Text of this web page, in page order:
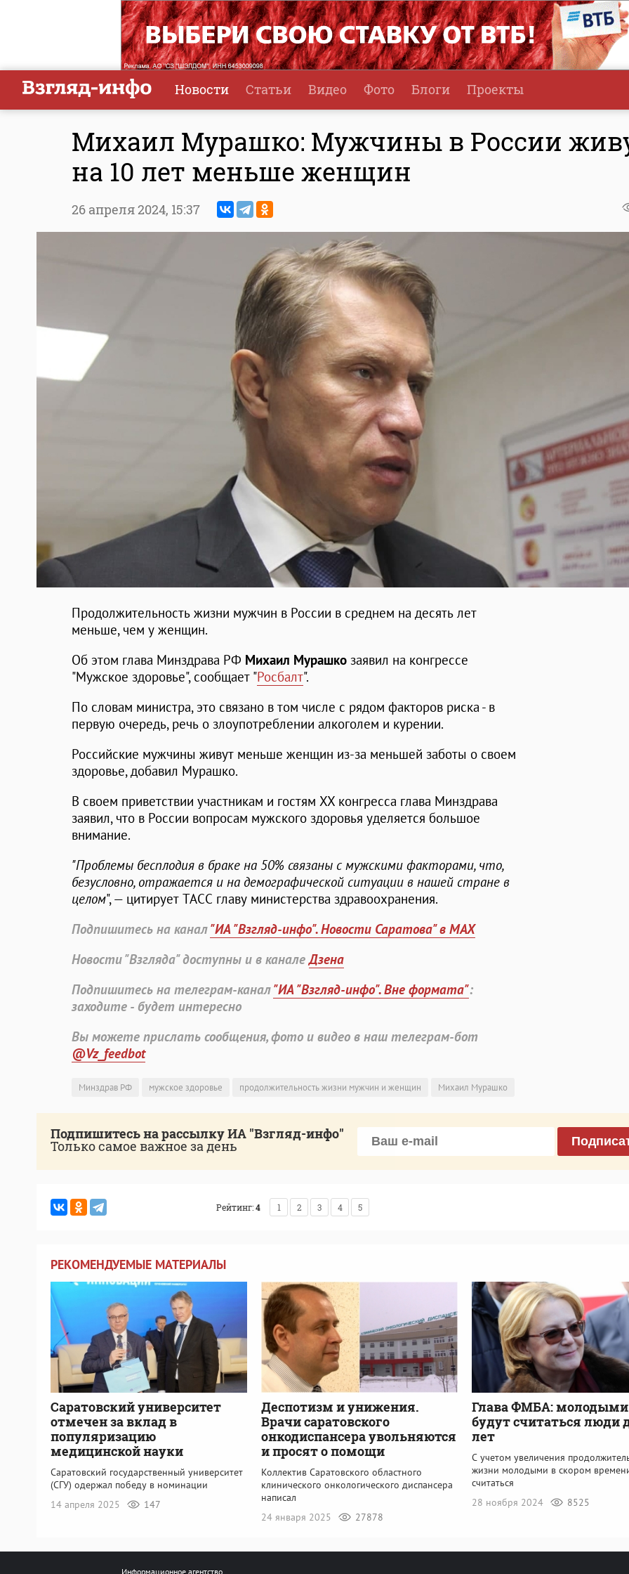
Новости Статьи Видео Фото Блоги Проекты
Михаил Мурашко: Мужчины в России
на 10 лет меньше женщин
26 апреля 2024, 15:37
Продолжительность жизни мужчин в России в среднем на десять лет
меньше, чем у женщин.
Об этом глава Минздрава РФ Михаил Мурашко заявил на конгрессе
"Мужское здоровье", сообщает "Росбалт".
По словам министра, это связано в том числе с рядом факторов риска - в
первую очередь, речь о злоупотреблении алкоголем и курении.
Российские мужчины живут меньше женщин из-за меньшей заботы о своем
здоровье, добавил Мурашко.
В своем приветствии участникам и гостям XX конгресса глава Минздрава
заявил, что в России вопросам мужского здоровья уделяется большое
внимание.
"Проблемы бесплодия в браке на 50% связаны с мужскими факторами, что,
безусловно, отражается и на демографической ситуации в нашей стране в
целом", — цитирует ТАСС главу министерства здравоохранения.
Подпишитесь на канал"ИА "Взгляд-инфо". Новости Саратова" в MAX
Новости "Взгляда" доступны и в каналеДзена
Подпишитесь на телеграм-канал"ИА "Взгляд-инфо". Вне формата":
заходите - будет интересно
Вы можете прислать сообщения, фото и видео в наш телеграм-бот
@Vz_feedbot
Минздрав РФ мужское здоровье продолжительность жизни мужчин и женщин Михаил Мурашко
Подпишитесь на рассылку ИА "Взгляд-инфо"
Только самое важное за день
Рейтинг:4 1 2 3 4 5
РЕКОМЕНДУЕМЫЕ МАТЕРИАЛЫ
Саратовский университет
отмечен за вклад в
популяризацию
медицинской науки
Саратовский государственный университет
(СГУ) одержал победу в номинации
14 апреля 2025
147
Деспотизм и унижения.
Врачи саратовского
онкодиспансера увольняются
и просят о помощи
Коллектив Саратовского областного
клинического онкологического диспансера
написал
24 января 2025
27878
Глава ФМБА: молодыми
будут считаться люди
лет
С учетом увеличения
жизни молодыми в скором
считаться
28 ноября 2024
8525
Информационное агентство